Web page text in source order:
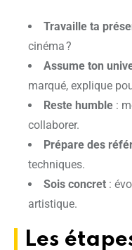
Travaille ta
cinéma ?
Assume ton
marqué, explique
Reste humble :
collaborer.
Prépare des
techniques.
Sois concret :
artistique.
Les